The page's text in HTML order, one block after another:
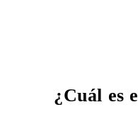
¿Cuál es